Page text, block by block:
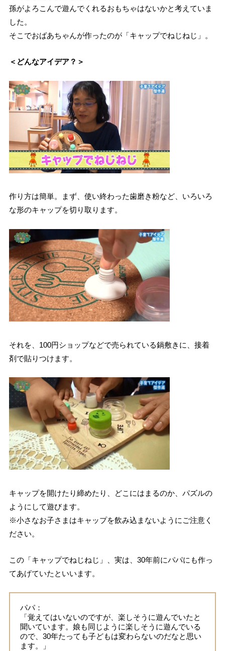
孫がよろこんで遊んでくれるおもちゃはないかと考えていま
した。
そこでおばあちゃんが作ったのが「キャップでねじねじ」。
＜どんなアイデア？＞
作り方は簡単。まず、使い終わった歯磨き粉など、いろいろ
な形のキャップを切り取ります。
それを、100円ショップなどで売られている鍋敷きに、接着
剤で貼りつけます。
キャップを開けたり締めたり、どこにはまるのか、パズルの
ようにして遊びます。
※小さなお子さまはキャップを飲み込まないようにご注意く
ださい。
この「キャップでねじねじ」、実は、30年前にパパにも作っ
てあげていたといいます。
パパ：
「覚えてはいないのですが、楽しそうに遊んでいたと
聞いています。娘も同じように楽しそうに遊んでいる
ので、30年たっても子どもは変わらないのだなと思い
ます。」